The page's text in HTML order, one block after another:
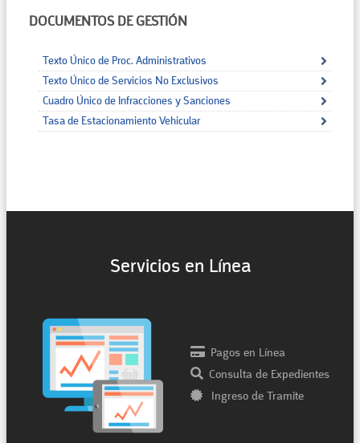
DOCUMENTOS DE GESTIÓN
Texto Único de Proc. Administrativos
Texto Único de Servicios No Exclusivos
Cuadro Único de Infracciones y Sanciones
Tasa de Estacionamiento Vehicular
Servicios en Línea
Pagos en Línea
Consulta de Expedientes
Ingreso de Tramite